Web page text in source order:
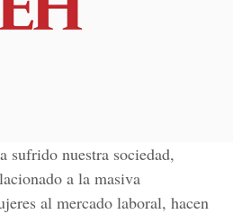
sufrido nuestra sociedad,
a la masiva
al mercado laboral, hacen